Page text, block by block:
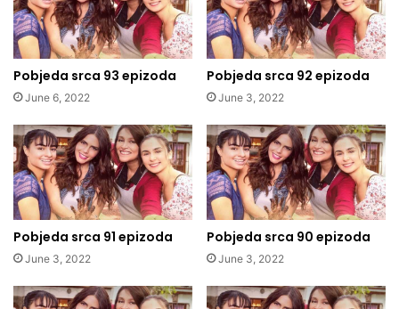
Pobjeda srca 93 epizoda
June 6, 2022
Pobjeda srca 92 epizoda
June 3, 2022
Pobjeda srca 91 epizoda
June 3, 2022
Pobjeda srca 90 epizoda
June 3, 2022